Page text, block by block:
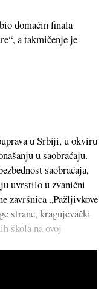
domaćin finala
a takmičenje je
u Srbiji, u okviru
u saobraćaju.
saobraćaja,
uvrstilo u zvanični
završnica „Pažljivkove
strane, kragujevački
škola na ovoj